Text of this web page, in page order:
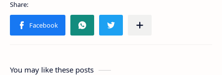
You may like these posts